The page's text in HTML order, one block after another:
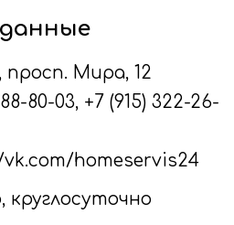
, просп. Мира, 12
80-03, +7 (915) 322-26-
homeservis24
круглосуточно